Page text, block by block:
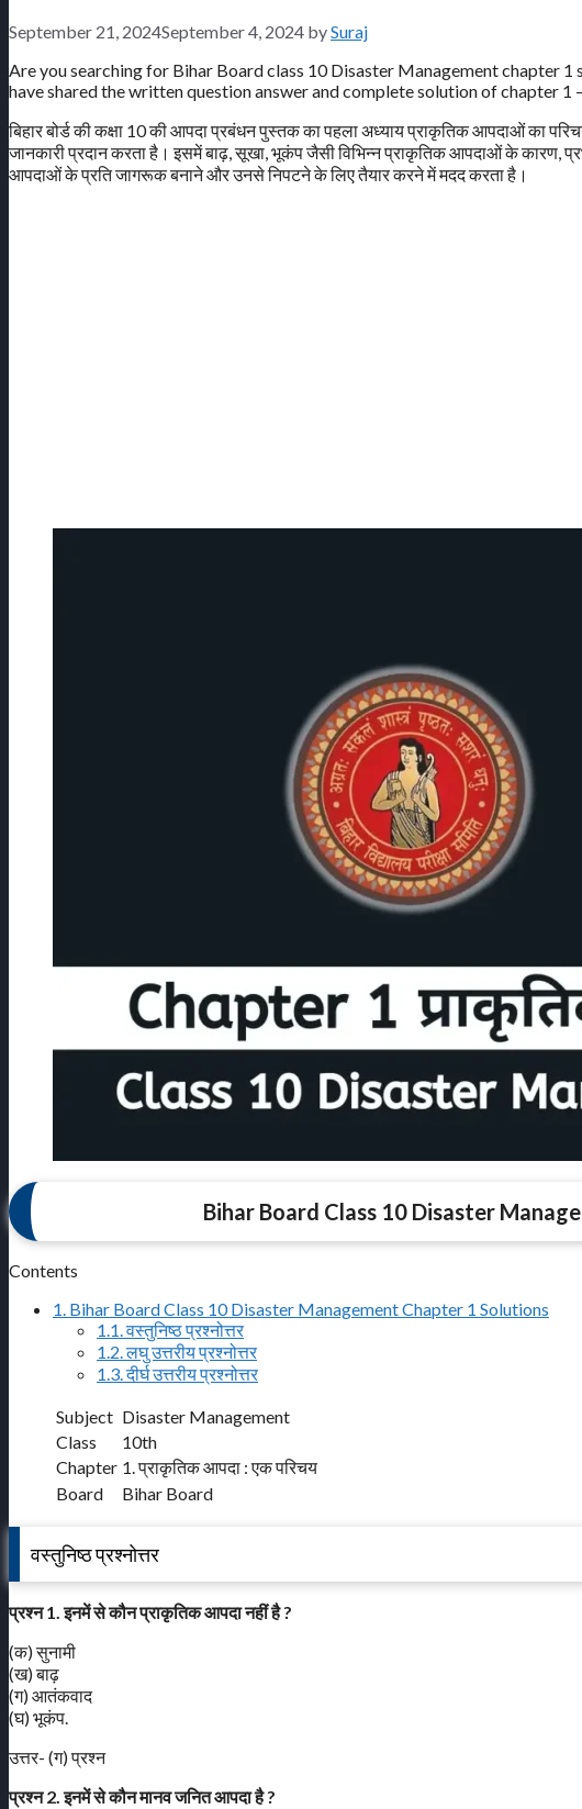
September 21, 2024September 4, 2024 bySuraj
Are you searching for Bihar Board class 10 Disaster Management chapter
have shared the written question answer and complete solution of chapter 1 –
बिहार बोर्ड की कक्षा 10 की आपदा प्रबंधन पुस्तक का पहला अध्याय प्राकृतिक आपदाओं का
जानकारी प्रदान करता है। इसमें बाढ़, सूखा, भूकंप जैसी विभिन्न प्राकृतिक आपदाओं के कारण,
आपदाओं के प्रति जागरूक बनाने और उनसे निपटने के लिए तैयार करने में मदद करता है।
Bihar Board Class 10 Disaster
Contents
1. Bihar Board Class 10 Disaster Management Chapter 1 Solutions
1.1.वस्तुनिष्ठ प्रश्नोत्तर
1.2.लघु उत्तरीय प्रश्नोत्तर
1.3.दीर्घ उत्तरीय प्रश्नोत्तर
Subject Disaster Management
Class
10th
Chapter 1. प्राकृतिक आपदा : एक परिचय
Board
Bihar Board
वस्तुनिष्ठ प्रश्नोत्तर
प्रश्न 1. इनमें से कौन प्राकृतिक आपदा नहीं है ?
(क) सुनामी
(ख) बाढ़
(ग) आतंकवाद
(घ) भूकंप.
उत्तर- (ग) प्रश्न
प्रश्न 2. इनमें से कौन मानव जनित आपदा है ?